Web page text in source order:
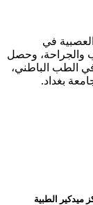
في
والجراحة، وحصل
الطب الباطني،
بغداد.
الطبية